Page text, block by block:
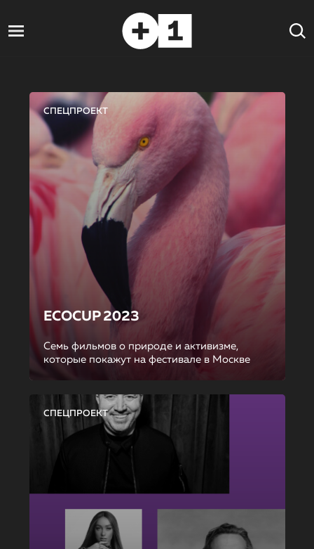
СПЕЦПРОЕКТ
ECOCUP 2023
Семь фильмов о природе и активизме,
которые покажут на фестивале в Москве
СПЕЦПРОЕКТ